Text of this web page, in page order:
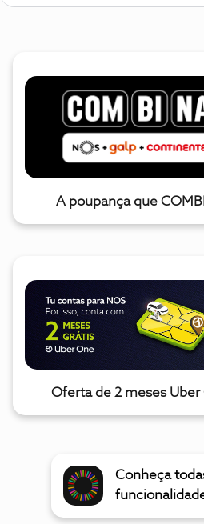
A poupança que
Oferta de 2 meses Uber
Conheça